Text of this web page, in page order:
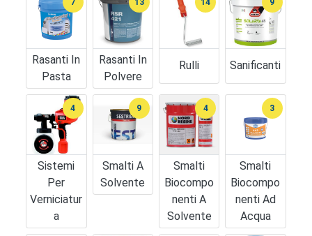
Rasanti In
Pasta
Rasanti In
Polvere
Rulli Sanificanti
Sistemi
Per
Verniciatur
A
4
Smalti A
Solvente
9
Smalti
Biocompo
Nenti A
Solvente
4
Smalti
Biocompo
Nenti Ad
Acqua
3